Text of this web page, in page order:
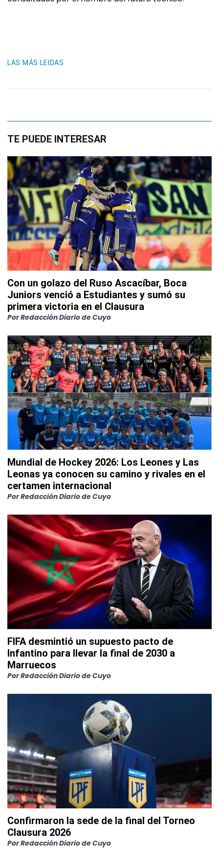
LAS MÁS LEIDAS
TE PUEDE INTERESAR
Con un golazo del Ruso Ascacíbar, Boca
Juniors venció a Estudiantes y sumó su
primera victoria en el Clausura
PorRedacción Diario de Cuyo
Mundial de Hockey 2026: Los Leones y Las
Leonas ya conocen su camino y rivales en el
certamen internacional
PorRedacción Diario de Cuyo
FIFA desmintió un supuesto pacto de
Infantino para llevar la final de 2030 a
Marruecos
PorRedacción Diario de Cuyo
Confirmaron la sede de la final del Torneo
Clausura 2026
PorRedacción Diario de Cuyo